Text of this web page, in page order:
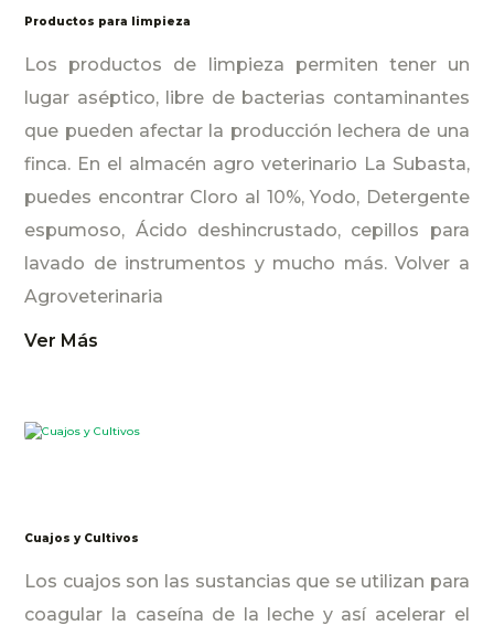
Productos para limpieza
Los productos de limpieza permiten tener un
lugar aséptico, libre de bacterias contaminantes
que pueden afectar la producción lechera de una
finca. En el almacén agro veterinario La Subasta,
puedes encontrar Cloro al 10%, Yodo, Detergente
espumoso, Ácido deshincrustado, cepillos para
lavado de instrumentos y mucho más. Volver a
Agroveterinaria
Ver Más
Cuajos y Cultivos
Los cuajos son las sustancias que se utilizan para
coagular la caseína de la leche y así acelerar el